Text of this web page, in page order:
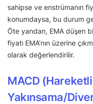
sahipse ve enstrümanın
konumdaysa, bu durum
Öte yandan, EMA düşen
fiyatı EMA’nın üzerine
olarak değerlendirilir.
MACD
Yakınsama/